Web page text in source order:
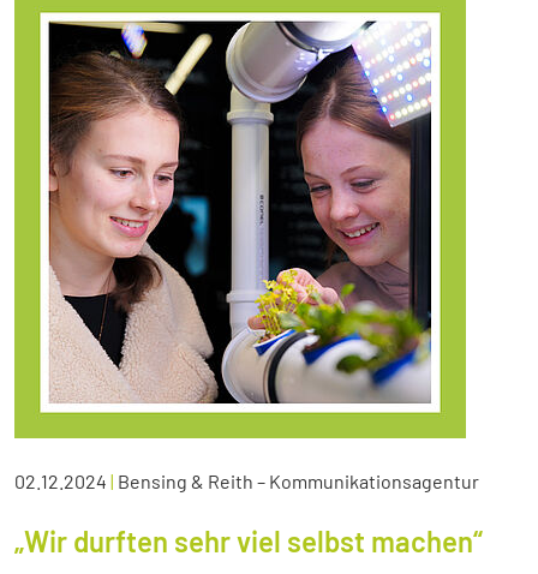
02.12.2024 | Bensing & Reith – Kommunikationsagentur
„Wir durften sehr viel selbst machen“